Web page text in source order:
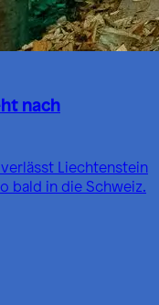
nach
Liechtenstein
bald in die Schweiz.